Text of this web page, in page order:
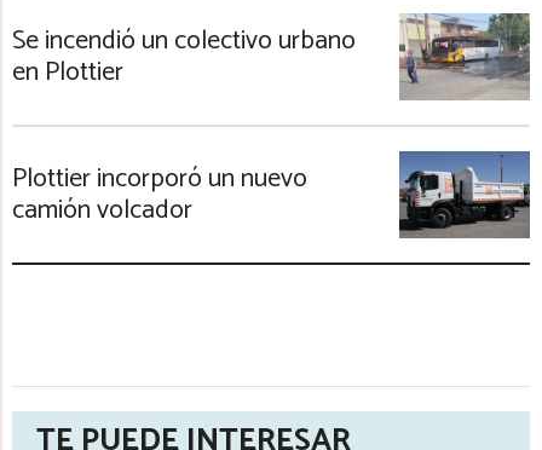
Se incendió un colectivo urbano
en Plottier
Plottier incorporó un nuevo
camión volcador